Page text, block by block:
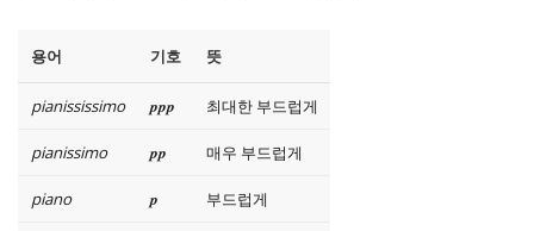
용어 기호 뜻
pianississimo ppp 최대한 부드럽게
pianissimo pp 매우 부드럽게
piano p 부드럽게